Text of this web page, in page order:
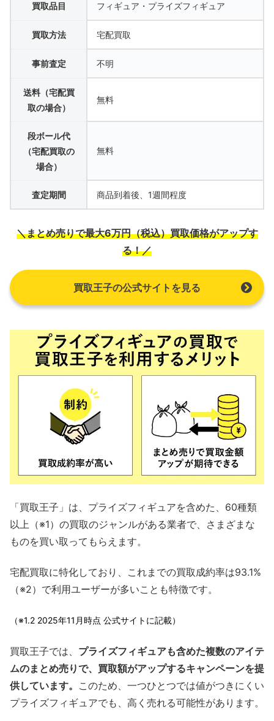
買取品目 フィギュア・プライズフィギュア
買取方法 宅配買取
事前査定 不明
送料（宅配買
取の場合）
無料
段ボール代
（宅配買取の
場合）
無料
査定期間 商品到着後、1週間程度
＼まとめ売りで最大6万円（税込）買取価格がアップす
る！／
買取王子の公式サイトを見る
「買取王子」は、プライズフィギュアを含めた、60種類
以上（※1）の買取のジャンルがある業者で、さまざまな
ものを買い取ってもらえます。
宅配買取に特化しており、これまでの買取成約率は93.1%
（※2）で利用ユーザーが多いことも特徴です。
（※1.2 2025年11月時点 公式サイトに記載）
買取王子では、 プライズフィギュアも含めた複数のアイテ
ムのまとめ売りで、買取額がアップするキャンペーンを提
供しています。 このため、一つひとつでは値がつきにくい
プライズフィギュアでも、高く売れる可能性があります。